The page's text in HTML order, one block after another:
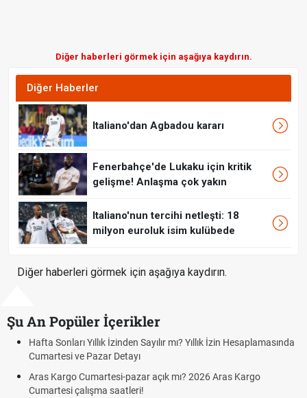
Diğer haberleri görmek için aşağıya kaydırın.
Diğer Haberler
Italiano'dan Agbadou kararı
Fenerbahçe'de Lukaku için kritik
gelişme! Anlaşma çok yakın
Italiano'nun tercihi netleşti: 18
milyon euroluk isim kulübede
Diğer haberleri görmek için aşağıya kaydırın.
Şu An Popüler İçerikler
Hafta Sonları Yıllık İzinden Sayılır mı? Yıllık İzin Hesaplamasında
Cumartesi ve Pazar Detayı
Aras Kargo Cumartesi-pazar açık mı? 2026 Aras Kargo
Cumartesi çalışma saatleri!